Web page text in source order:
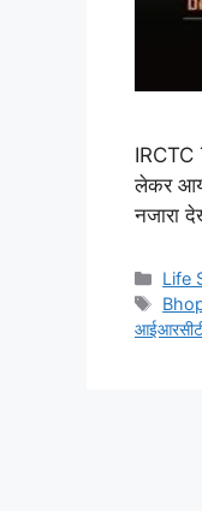
IRCTC
लेकर
नजारा
C
a
t
Life
T
a